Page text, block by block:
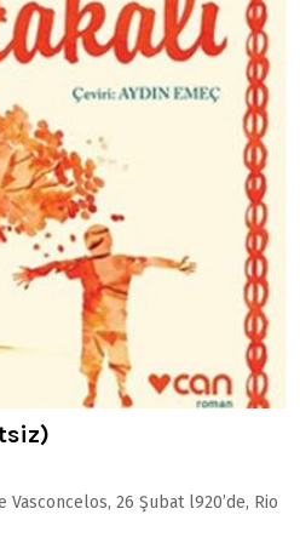
26 Şubat l920’de, Rio